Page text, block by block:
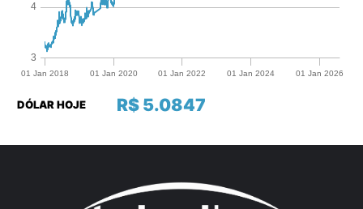
R$ 5.0847
DÓLAR HOJE